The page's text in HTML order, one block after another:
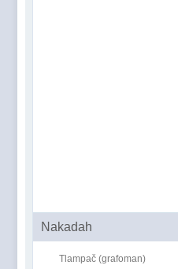
Nakadah
Tlampač (grafoman)